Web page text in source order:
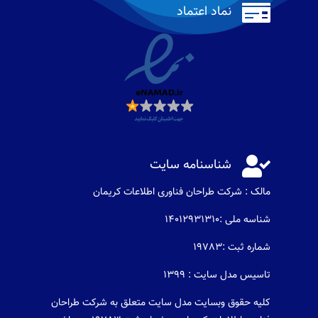
 نماد اعتماد
 شناسنامه سایت
مالک : شرکت طراحان فناوری اطلاعات كريمان
شناسه ملی :14012931310
شماره ثبت :19783
تاسیس مدل سایت : 1399
کلیه حقوق وبسایت مدل سایت متعلق به شرکت طراحان